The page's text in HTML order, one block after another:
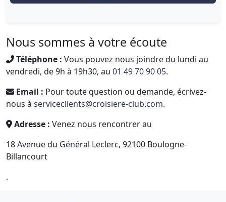
Nous sommes à votre écoute
Téléphone : Vous pouvez nous joindre du lundi au
vendredi, de 9h à 19h30, au 01 49 70 90 05.
Email : Pour toute question ou demande, écrivez-
nous à serviceclients@croisiere-club.com.
Adresse : Venez nous rencontrer au
18 Avenue du Général Leclerc, 92100 Boulogne-
Billancourt
.